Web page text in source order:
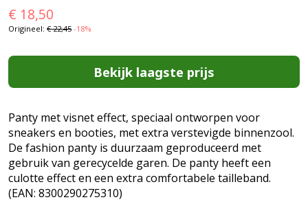
€ 18,50
Origineel: €22,45 -18%
Bekijk laagste prijs
Panty met visnet effect, speciaal ontworpen voor
sneakers en booties, met extra verstevigde binnenzool.
De fashion panty is duurzaam geproduceerd met
gebruik van gerecycelde garen. De panty heeft een
culotte effect en een extra comfortabele tailleband.
(EAN: 8300290275310)